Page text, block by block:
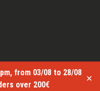
from 03/08 to 28/08
over 200€
✕